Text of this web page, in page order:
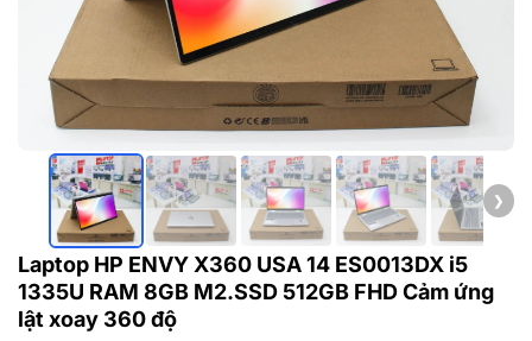
❯
Laptop HP ENVY X360 USA 14 ES0013DX i5
1335U RAM 8GB M2.SSD 512GB FHD Cảm ứng
lật xoay 360 độ